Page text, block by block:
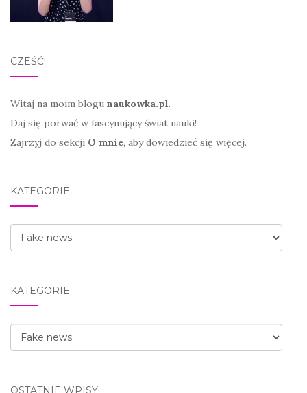
CZEŚĆ!
Witaj na moim blogu naukowka.pl.
Daj się porwać w fascynujący świat nauki!
Zajrzyj do sekcji O mnie, aby dowiedzieć się więcej.
KATEGORIE
Kategorie
KATEGORIE
Kategorie
OSTATNIE WPISY